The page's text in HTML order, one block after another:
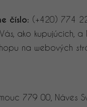
číslo: (+420) 774
ako kupujúcich,
na webových
779 00,